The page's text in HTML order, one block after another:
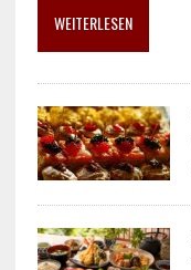
WEITERLESEN